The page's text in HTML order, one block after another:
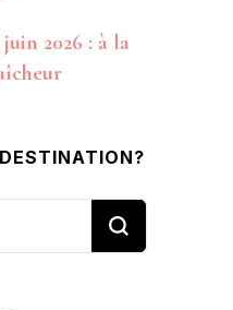
2026 : à la